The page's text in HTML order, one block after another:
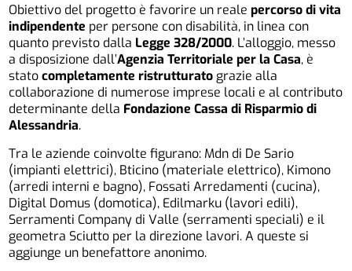
Obiettivo del progetto è favorire un realepercorso di vita
indipendente per persone con disabilità, in linea con
quanto previsto dalla Legge 328/2000. L’alloggio, messo
a disposizione dall’Agenzia Territoriale per la Casa, è
statocompletamente ristrutturato grazie alla
collaborazione di numerose imprese locali e al contributo
determinante della Fondazione Cassa di Risparmio di
Alessandria.
Tra le aziende coinvolte figurano: Mdn di De Sario
(impianti elettrici), Bticino (materiale elettrico), Kimono
(arredi interni e bagno), Fossati Arredamenti (cucina),
Digital Domus (domotica), Edilmarku (lavori edili),
Serramenti Company di Valle (serramenti speciali) e il
geometra Sciutto per la direzione lavori. A queste si
aggiunge un benefattore anonimo.